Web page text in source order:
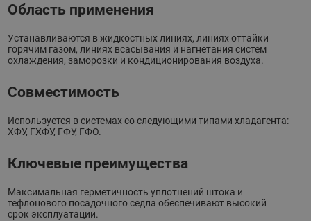
Область применения
Устанавливаются в жидкостных линиях, линиях оттайки
горячим газом, линиях всасывания и нагнетания систем
охлаждения, заморозки и кондиционирования воздуха.
Совместимость
Используется в системах со следующими типами хладагента:
ХФУ, ГХФУ, ГФУ, ГФО.
Ключевые преимущества
Максимальная герметичность уплотнений штока и
тефлонового посадочного седла обеспечивают высокий
срок эксплуатации.